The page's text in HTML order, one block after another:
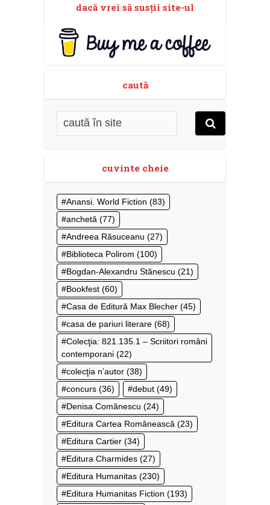
dacă vrei să susţii site-ul
caută
cuvinte cheie
Anansi. World Fiction (83)
anchetă (77)
Andreea Răsuceanu (27)
Biblioteca Polirom (100)
Bogdan-Alexandru Stănescu (21)
Bookfest (60)
Casa de Editură Max Blecher (45)
casa de pariuri literare (68)
Colecţia: 821.135.1 – Scriitori români
contemporani (22)
colecţia n’autor (38)
concurs (36) debut (49)
Denisa Comănescu (24)
Editura Cartea Românească (23)
Editura Cartier (34)
Editura Charmides (27)
Editura Humanitas (230)
Editura Humanitas Fiction (193)